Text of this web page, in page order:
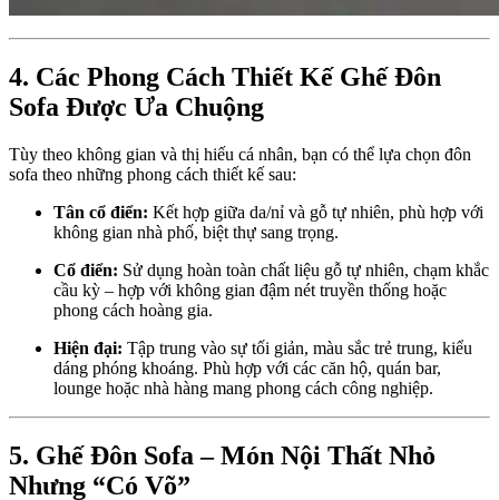
4. Các Phong Cách Thiết Kế Ghế Đôn
Sofa Được Ưa Chuộng
Tùy theo không gian và thị hiếu cá nhân, bạn có thể lựa chọn đôn
sofa theo những phong cách thiết kế sau:
Tân cổ điển: Kết hợp giữa da/nỉ và gỗ tự nhiên, phù hợp với
không gian nhà phố, biệt thự sang trọng.
Cổ điển: Sử dụng hoàn toàn chất liệu gỗ tự nhiên, chạm khắc
cầu kỳ – hợp với không gian đậm nét truyền thống hoặc
phong cách hoàng gia.
Hiện đại: Tập trung vào sự tối giản, màu sắc trẻ trung, kiểu
dáng phóng khoáng. Phù hợp với các căn hộ, quán bar,
lounge hoặc nhà hàng mang phong cách công nghiệp.
5. Ghế Đôn Sofa – Món Nội Thất Nhỏ
Nhưng “Có Võ”